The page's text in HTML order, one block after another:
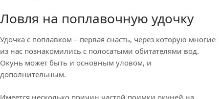
Ловля на поплавочную удочку
Удочка с поплавком – первая снасть, через которую многие
из нас познакомились с полосатыми обитателями вод.
Окунь может быть и основным уловом, и
дополнительным.
Имеется несколько причин частой поимки окуней на